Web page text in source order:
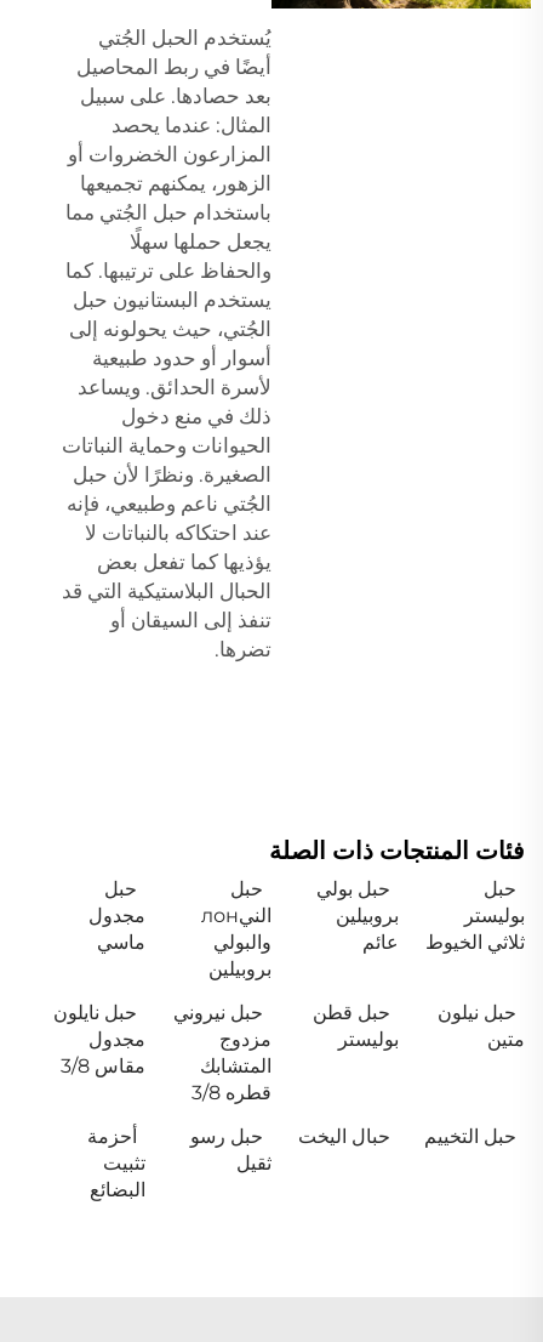
يُستخدم الحبل الجُتي
أيضًا في ربط المحاصيل
بعد حصادها. على سبيل
المثال: عندما يحصد
المزارعون الخضروات أو
الزهور، يمكنهم تجميعها
باستخدام حبل الجُتي مما
يجعل حملها سهلًا
والحفاظ على ترتيبها. كما
يستخدم البستانيون حبل
الجُتي، حيث يحولونه إلى
أسوار أو حدود طبيعية
لأسرة الحدائق. ويساعد
ذلك في منع دخول
الحيوانات وحماية النباتات
الصغيرة. ونظرًا لأن حبل
الجُتي ناعم وطبيعي، فإنه
عند احتكاكه بالنباتات لا
يؤذيها كما تفعل بعض
الحبال البلاستيكية التي قد
تنفذ إلى السيقان أو
تضرها.
فئات المنتجات ذات الصلة
حبل
بوليستر
ثلاثي الخيوط
حبل بولي
بروبيلين
عائم
حبل
النيлон
والبولي
بروبيلين
حبل
مجدول
ماسي
حبل نيلون
متين
حبل قطن
بوليستر
حبل نيروني
مزدوج
المتشابك
قطره 3/8
حبل نايلون
مجدول
مقاس 3/8
حبل التخييم حبال اليخت
حبل رسو
ثقيل
أحزمة
تثبيت
البضائع